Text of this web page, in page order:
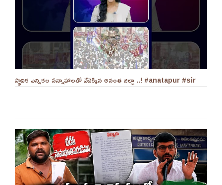
స్థానిక ఎన్నికల సన్నాహాలతో వేడెక్కిన అనంత జిల్లా ..! #anatapur #sir